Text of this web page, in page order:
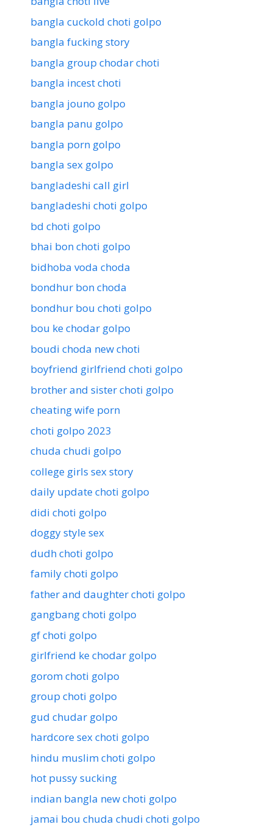
bangla cuckold choti golpo
bangla fucking story
bangla group chodar choti
bangla incest choti
bangla jouno golpo
bangla panu golpo
bangla porn golpo
bangla sex golpo
bangladeshi call girl
bangladeshi choti golpo
bd choti golpo
bhai bon choti golpo
bidhoba voda choda
bondhur bon choda
bondhur bou choti golpo
bou ke chodar golpo
boudi choda new choti
boyfriend girlfriend choti golpo
brother and sister choti golpo
cheating wife porn
choti golpo 2023
chuda chudi golpo
college girls sex story
daily update choti golpo
didi choti golpo
doggy style sex
dudh choti golpo
family choti golpo
father and daughter choti golpo
gangbang choti golpo
gf choti golpo
girlfriend ke chodar golpo
gorom choti golpo
group choti golpo
gud chudar golpo
hardcore sex choti golpo
hindu muslim choti golpo
hot pussy sucking
indian bangla new choti golpo
jamai bou chuda chudi choti golpo